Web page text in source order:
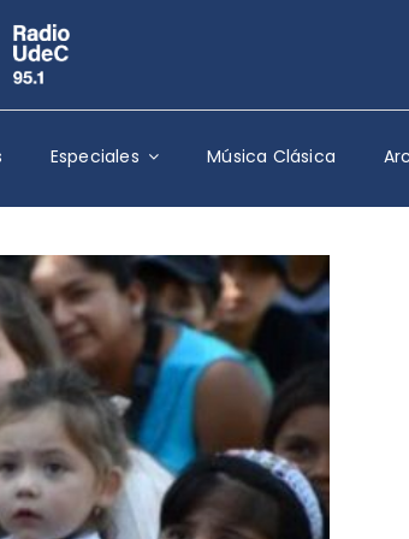
UdeC en vivo
Somos
Clásica
Especiales Música Clásica